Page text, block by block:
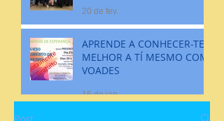
20 de fev.
APRENDE A CONHECER-TE
MELHOR A TÍ MESMO COM
VOADES
16 de jan.